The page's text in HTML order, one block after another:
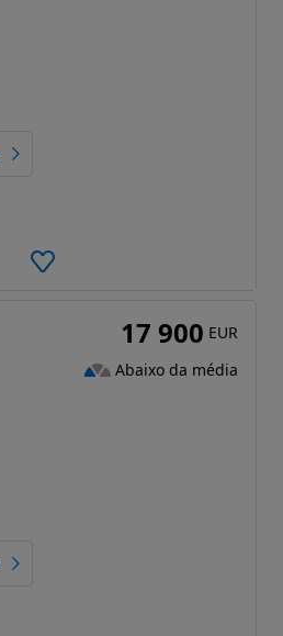
17 900 EUR
Abaixo da média